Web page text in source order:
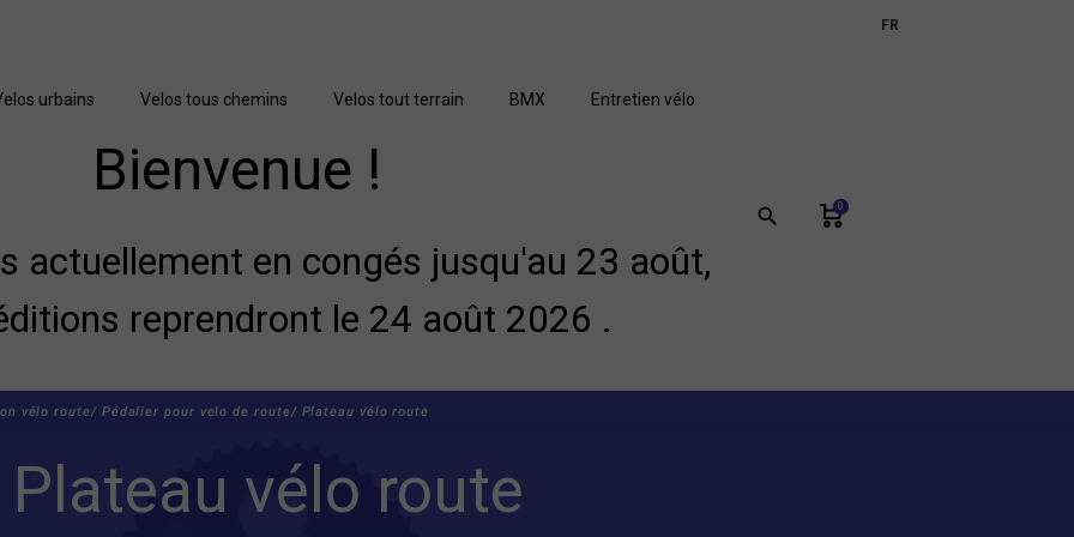
FR
urbains Velos tous chemins Velos tout terrain BMX Entretien vélo
Bienvenue !
actuellement en congés jusqu'au 23 août,
reprendront le 24 août 2026 .
search 0
vélo route/ Pédalier pour velo de route/ Plateau vélo route
Plateau vélo route